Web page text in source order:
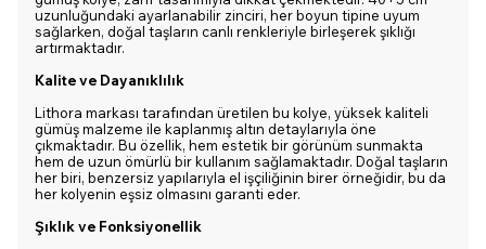
uzunluğundaki ayarlanabilir zinciri, her boyun tipine uyum
sağlarken, doğal taşların canlı renkleriyle birleşerek şıklığı
artırmaktadır.
Kalite ve Dayanıklılık
Lithora markası tarafından üretilen bu kolye, yüksek kaliteli
gümüş malzeme ile kaplanmış altın detaylarıyla öne
çıkmaktadır. Bu özellik, hem estetik bir görünüm sunmakta
hem de uzun ömürlü bir kullanım sağlamaktadır. Doğal taşların
her biri, benzersiz yapılarıyla el işçiliğinin birer örneğidir, bu da
her kolyenin eşsiz olmasını garanti eder.
Şıklık ve Fonksiyonellik